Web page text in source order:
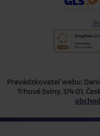
Prevádzkovateľ webu:
Trhové Sviny, 374 01,